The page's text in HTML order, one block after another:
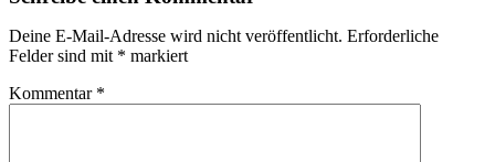
Deine E-Mail-Adresse wird nicht veröffentlicht. Erforderliche
Felder sind mit * markiert
Kommentar *